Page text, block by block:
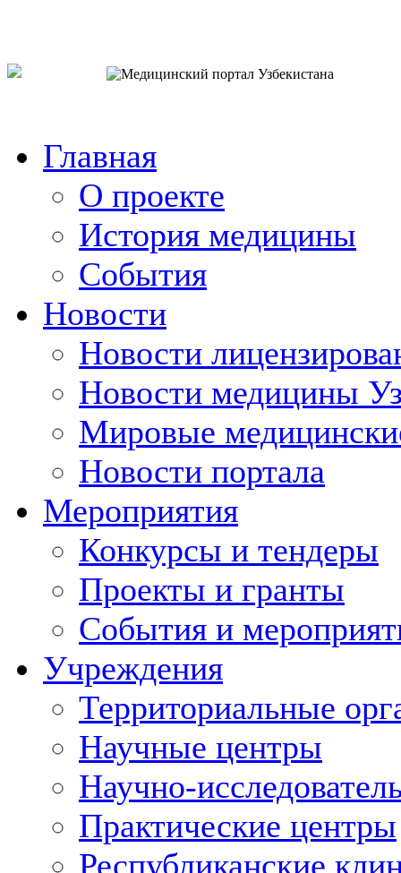
Главная
О проекте
История медицины
События
Новости
Новости
Новости медицины
Мировые
Новости портала
Мероприятия
Конкурсы и тендеры
Проекты и гранты
События и
Учреждения
Территориальные
Научные центры
Научно-
Практические центры
Республиканские